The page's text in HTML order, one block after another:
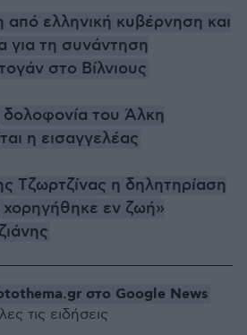
από ελληνική κυβέρνηση και
για τη συνάντηση
στο Βίλνιους
δολοφονία του Άλκη
η εισαγγελέας
Τζωρτζίνας η δηλητηρίαση
χορηγήθηκε εν ζωή»
στο Google News
τις ειδήσεις